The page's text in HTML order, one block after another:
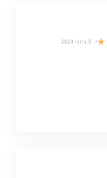
5 ביוני 2024